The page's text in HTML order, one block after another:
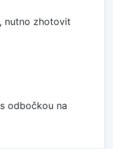
nutno zhotovit
odbočkou na